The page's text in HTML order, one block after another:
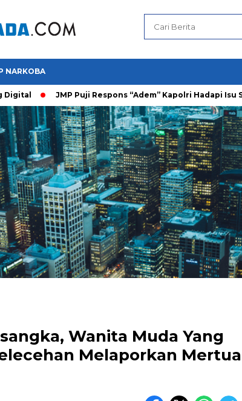
NARKOBA
JMP Puji Respons “Adem” Kapolri Hadapi Isu Surpres:
Wanita Muda Yang
Melaporkan Mertua